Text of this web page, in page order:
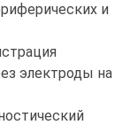
и
электроды на